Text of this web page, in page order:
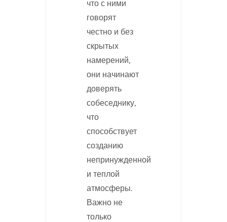
что с ними
говорят
честно и без
скрытых
намерений,
они начинают
доверять
собеседнику,
что
способствует
созданию
непринужденной
и теплой
атмосферы.
Важно не
только